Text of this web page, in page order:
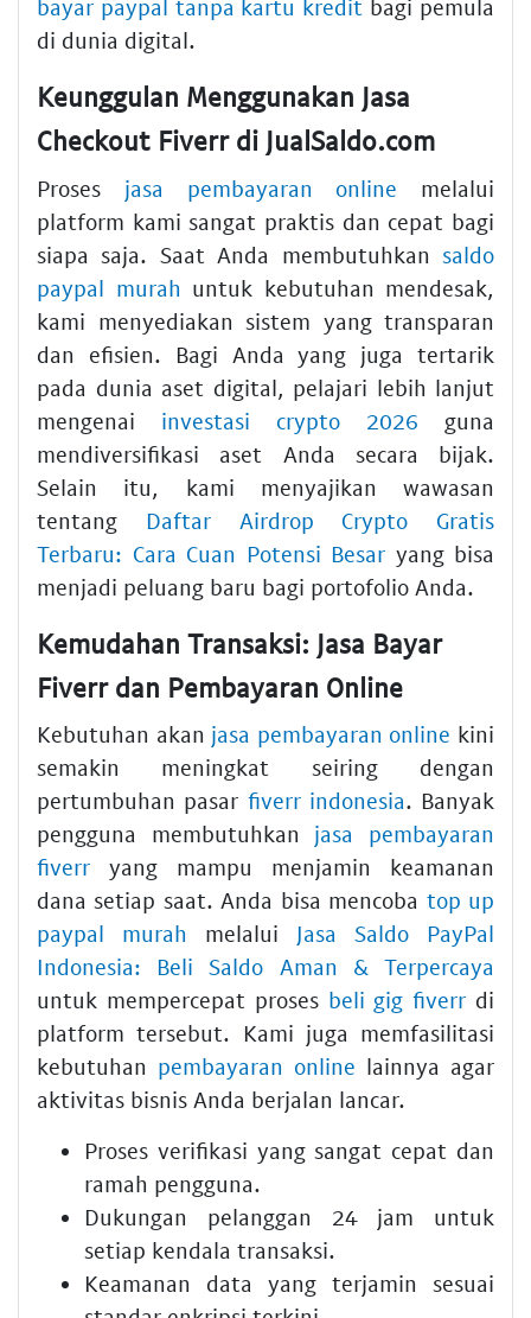
bayar paypal tanpa kartu kredit bagi pemula
di dunia digital.
Keunggulan Menggunakan Jasa
Checkout Fiverr di JualSaldo.com
Proses jasa pembayaran online melalui
platform kami sangat praktis dan cepat bagi
siapa saja. Saat Anda membutuhkan saldo
paypal murah untuk kebutuhan mendesak,
kami menyediakan sistem yang transparan
dan efisien. Bagi Anda yang juga tertarik
pada dunia aset digital, pelajari lebih lanjut
mengenai investasi crypto 2026 guna
mendiversifikasi aset Anda secara bijak.
Selain itu, kami menyajikan wawasan
tentang Daftar Airdrop Crypto Gratis
Terbaru: Cara Cuan Potensi Besar yang bisa
menjadi peluang baru bagi portofolio Anda.
Kemudahan Transaksi: Jasa Bayar
Fiverr dan Pembayaran Online
Kebutuhan akan jasa pembayaran online kini
semakin meningkat seiring dengan
pertumbuhan pasar fiverr indonesia. Banyak
pengguna membutuhkan jasa pembayaran
fiverr yang mampu menjamin keamanan
dana setiap saat. Anda bisa mencoba top up
paypal murah melalui Jasa Saldo PayPal
Indonesia: Beli Saldo Aman & Terpercaya
untuk mempercepat proses beli gig fiverr di
platform tersebut. Kami juga memfasilitasi
kebutuhan pembayaran online lainnya agar
aktivitas bisnis Anda berjalan lancar.
Proses verifikasi yang sangat cepat dan
ramah pengguna.
Dukungan pelanggan 24 jam untuk
setiap kendala transaksi.
Keamanan data yang terjamin sesuai